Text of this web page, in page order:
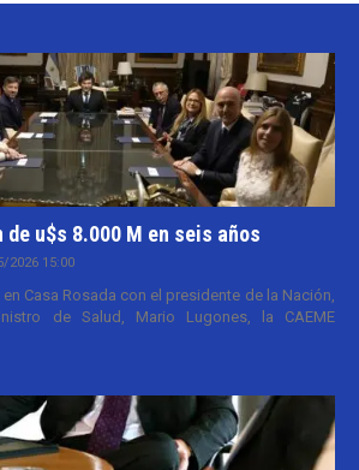
de u$s 8.000 M en seis años
2026 15:00
Casa Rosada con el presidente de la Nación,
de Salud, Mario Lugones, la CAEME